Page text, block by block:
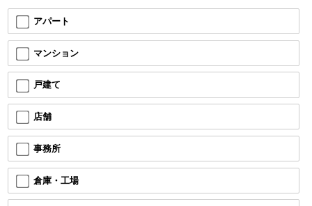
アパート
マンション
戸建て
店舗
事務所
倉庫・工場